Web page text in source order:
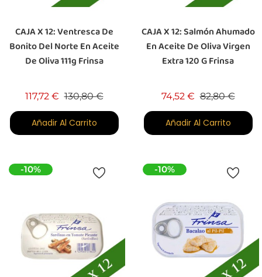
CAJA X 12: Ventresca De
Bonito Del Norte En Aceite
De Oliva 111g Frinsa
117,72 € Precio base
130,80 €Precio
Añadir Al Carrito
CAJA X 12: Salmón Ahumado
En Aceite De Oliva Virgen
Extra 120 G Frinsa
74,52 € Precio base
82,80 €
Añadir Al Carrito
-10% -10%